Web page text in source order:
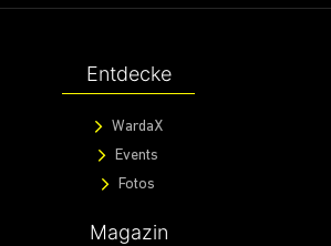
Entdecke
WardaX
Events
Fotos
Magazin